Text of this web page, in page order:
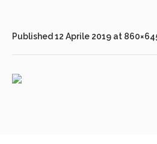
Published 12 Aprile 2019 at